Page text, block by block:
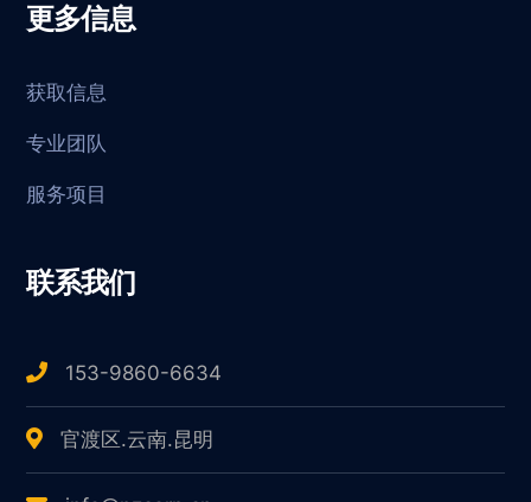
更多信息
获取信息
专业团队
服务项目
联系我们
153-9860-6634
官渡区.云南.昆明